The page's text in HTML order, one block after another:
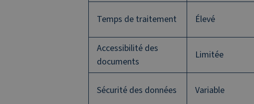
Temps de traitement Élevé
Accessibilité des
documents
Limitée
Sécurité des données Variable